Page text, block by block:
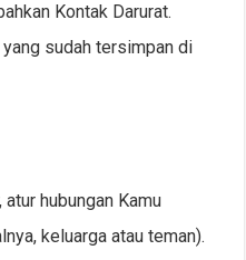
Kontak Darurat.
sudah tersimpan di
hubungan Kamu
keluarga atau teman).